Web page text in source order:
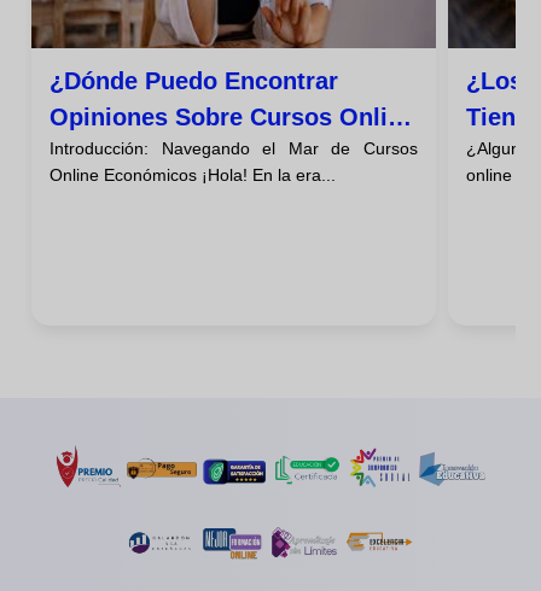
¿dónde Puedo Encontrar
Opiniones Sobre Cursos Online
Baratos?
Introducción: Navegando el Mar de Cursos
Online Económicos ¡Hola! En la era...
¿los
¿Alguna
online